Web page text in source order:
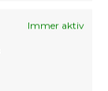
Immer aktiv